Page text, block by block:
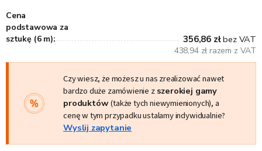
Cena
podstawowa za
sztukę (6 m):
356,86 złbez VAT
438,94 zł razem z VAT
Czy wiesz, że możesz u nas zrealizować nawet
bardzo duże zamówienie z szerokiej gamy
produktów(także tych niewymienionych), a
cenę w tym przypadku ustalamy indywidualnie?
Wyslij zapytanie